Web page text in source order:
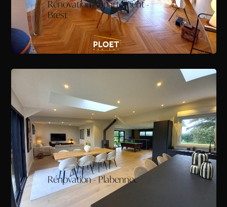
Rénovation Appartement -
Brest
Rénovation - Plabennec